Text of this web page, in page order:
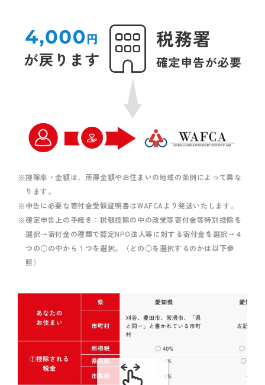
控除率・金額は、所得金額やお住まいの地域の条例によって異な
ります。
申告に必要な寄付金受領証明書はWAFCAより発送いたします。
確定申告上の手続き：税額控除の中の政党等寄付金等特別控除を
選択→寄付金の種類で認定NPO法人等に対する寄付金を選択→４
つの○の中から１つを選択。（どの○を選択するのかは以下参
照）